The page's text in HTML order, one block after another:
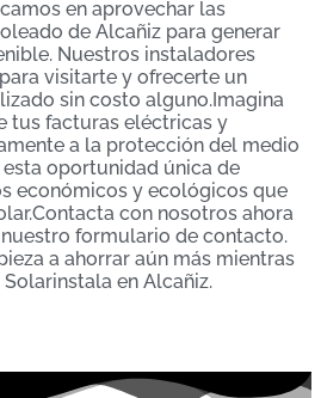
en aprovechar las
de Alcañiz para generar
Nuestros instaladores
visitarte y ofrecerte un
sin costo alguno.Imagina
tus facturas eléctricas y
a la protección del medio
oportunidad única de
económicos y ecológicos que
con nosotros ahora
formulario de contacto.
a ahorrar aún más mientras
en Alcañiz.